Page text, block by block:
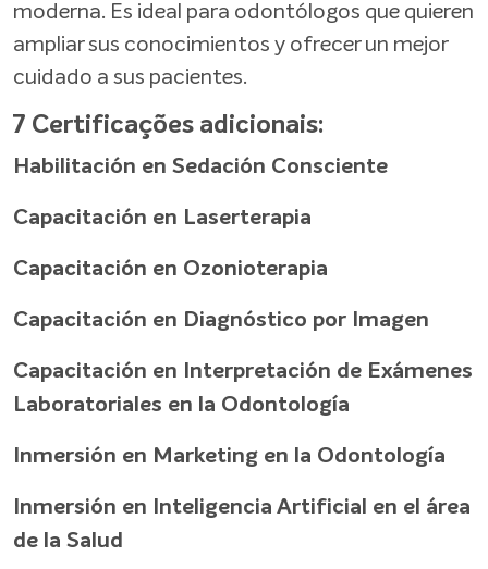
moderna. Es ideal para odontólogos que quieren
ampliar sus conocimientos y ofrecer un mejor
cuidado a sus pacientes.
7 Certificações adicionais:
Habilitación en Sedación Consciente
Capacitación en Laserterapia
Capacitación en Ozonioterapia
Capacitación en Diagnóstico por Imagen
Capacitación en Interpretación de Exámenes
Laboratoriales en la Odontología
Inmersión en Marketing en la Odontología
Inmersión en Inteligencia Artificial en el área
de la Salud